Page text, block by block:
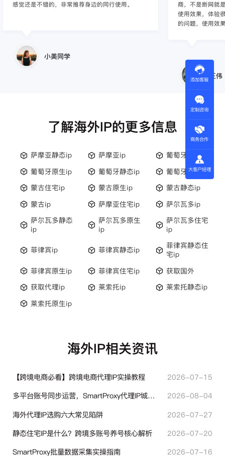
感觉还是不错的，非常推荐身边的同行使用。
小美同学
商，不是断网就
使用效果，体验
的问题，使用效
王伟
了解海外IP的更多信息
萨摩亚静态ip 萨摩亚ip
葡萄牙住宅ip
葡萄牙原生ip
葡萄牙静态ip
葡萄牙ip
蒙古住宅ip
蒙古原生ip
蒙古静态ip
蒙古ip
萨摩亚住宅ip
萨尔瓦多ip
萨尔瓦多静态
ip
萨尔瓦多原生
ip
萨尔瓦多住宅
ip
菲律宾ip 菲律宾静态ip
菲律宾静态住
宅ip
菲律宾原生ip
菲律宾住宅ip
获取国外
获取代理ip
莱索托ip
莱索托静态ip
莱索托原生ip
海外IP相关资讯
【跨境电商必看】跨境电商代理IP实操教程
2026-07-15
多平台账号同步运营，SmartProxy代理IP城市定位功能有哪些实用价值
2026-08-04
海外代理IP选购六大常见陷阱
2026-07-27
静态住宅IP是什么？跨境多账号养号核心解析
2026-07-20
SmartProxy批量数据采集实操指南
2026-07-16
添加客服
定制咨询
商务合作
大客户经理